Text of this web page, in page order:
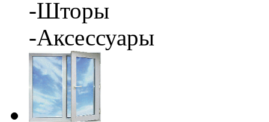
-Шторы
-Аксессуары